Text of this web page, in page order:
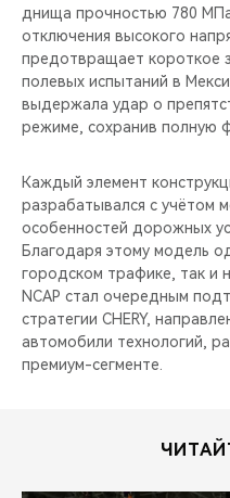
днища прочностью 780
отключения высокого
предотвращает короткое
полевых испытаний в
выдержала удар о
режиме, сохранив полную
Каждый элемент
разрабатывался с учётом
особенностей дорожных
Благодаря этому модель
городском трафике, так и
NCAP стал очередным
стратегии CHERY,
автомобили технологий,
премиум-сегменте.